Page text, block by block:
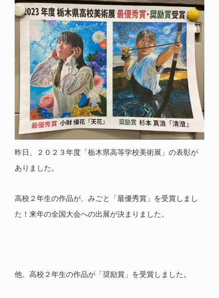
昨日、２０２３年度「栃木県高等学校美術展」の表彰が
ありました。
高校２年生の作品が、みごと「最優秀賞」を受賞しまし
た！来年の全国大会への出展が決まりました。
他、高校２年生の作品が「奨励賞」を受賞しました。